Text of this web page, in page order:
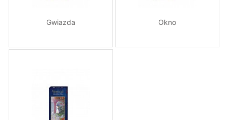
Gwiazda Okno